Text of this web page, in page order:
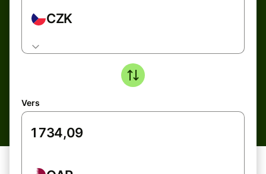
CZK
Vers